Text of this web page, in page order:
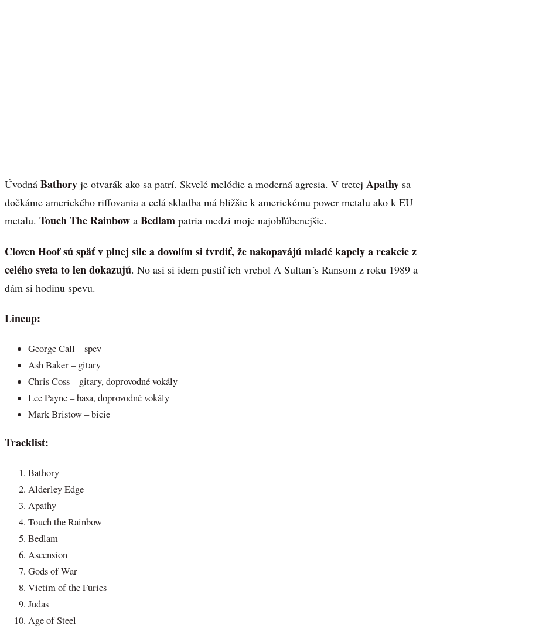
Úvodná Bathory je otvarák ako sa patrí. Skvelé melódie a moderná agresia. V tretej Apathy sa
dočkáme amerického riffovania a celá skladba má bližšie k americkému power metalu ako k EU
metalu. Touch The Rainbow a Bedlam patria medzi moje najobľúbenejšie.
Cloven Hoof sú späť v plnej sile a dovolím si tvrdiť, že nakopavájú mladé kapely a reakcie z
celého sveta to len dokazujú. No asi si idem pustiť ich vrchol A Sultan´s Ransom z roku 1989 a
dám si hodinu spevu.
Lineup:
George Call – spev
Ash Baker – gitary
Chris Coss – gitary, doprovodné vokály
Lee Payne – basa, doprovodné vokály
Mark Bristow – bicie
Tracklist:
Bathory
Alderley Edge
Apathy
Touch the Rainbow
Bedlam
Ascension
Gods of War
Victim of the Furies
Judas
Age of Steel